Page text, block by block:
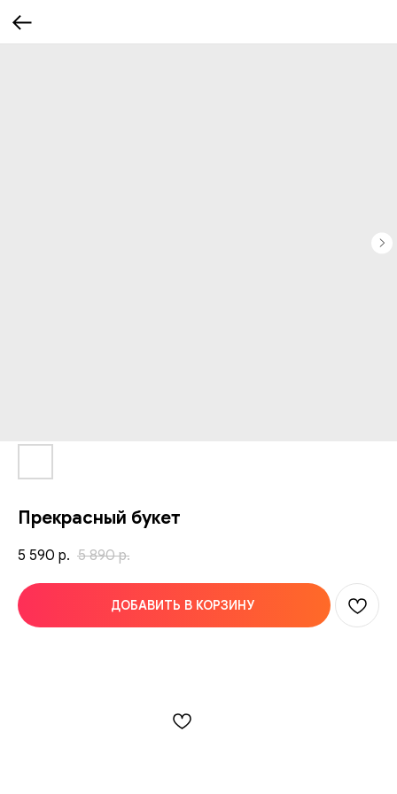
Прекрасный букет
5 590 р. 5 890 р.
ДОБАВИТЬ В КОРЗИНУ